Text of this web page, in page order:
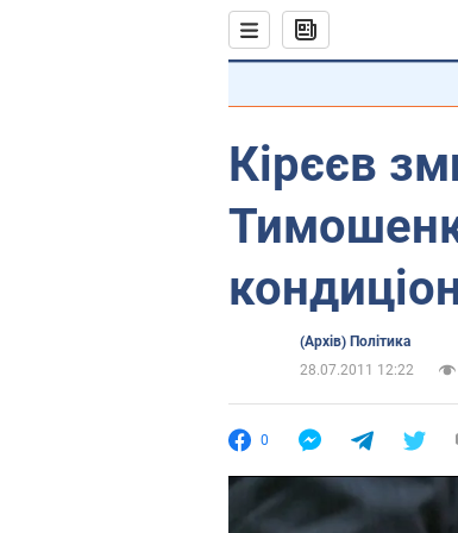
Кірєєв
(Архів) Політика
28.07.2011 12:22
0